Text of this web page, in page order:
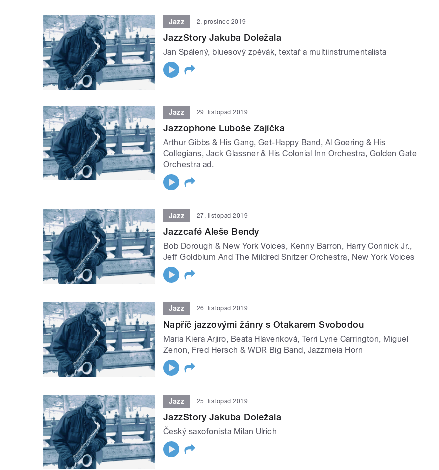
Jazz 2. prosinec 2019
JazzStory Jakuba Doležala
Jan Spálený, bluesový zpěvák, textař a multiinstrumentalista
Jazz 29. listopad 2019
Jazzophone Luboše Zajíčka
Arthur Gibbs & His Gang, Get-Happy Band, Al Goering & His
Collegians, Jack Glassner & His Colonial Inn Orchestra, Golden Gate
Orchestra ad.
Jazz 27. listopad 2019
Jazzcafé Aleše Bendy
Bob Dorough & New York Voices, Kenny Barron, Harry Connick Jr.,
Jeff Goldblum And The Mildred Snitzer Orchestra, New York Voices
Jazz 26. listopad 2019
Napříč jazzovými žánry s Otakarem Svobodou
Maria Kiera Arjiro, Beata Hlavenková, Terri Lyne Carrington, Miguel
Zenon, Fred Hersch & WDR Big Band, Jazzmeia Horn
Jazz 25. listopad 2019
JazzStory Jakuba Doležala
Český saxofonista Milan Ulrich